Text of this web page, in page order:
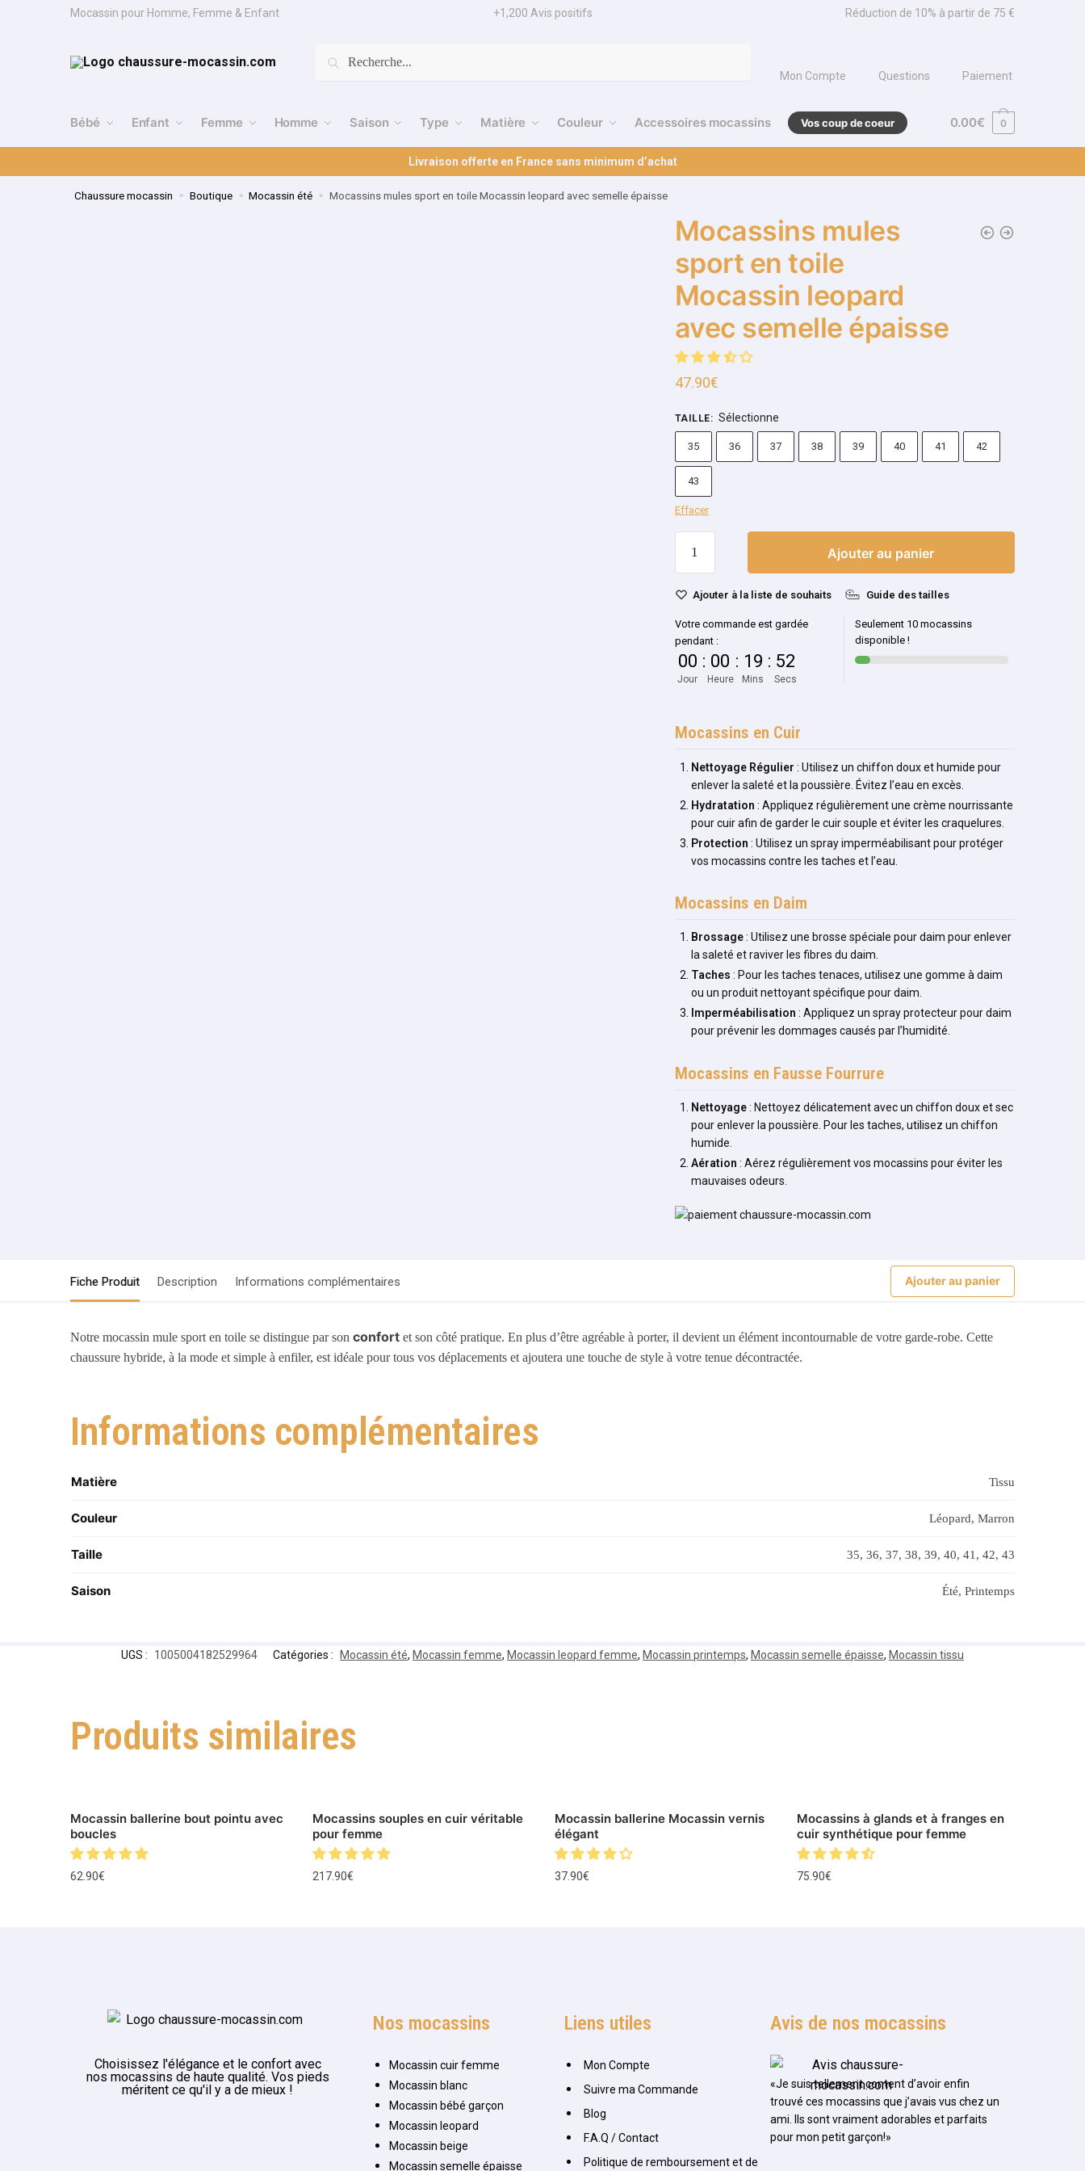
Mocassin pour Homme, Femme & Enfant +1,200 Avis positifs Réduction de 10% à partir de 75 €
Recherche Mon Compte Questions Paiement
Bébé Enfant Femme Homme Saison Type Matière Couleur Accessoires mocassins Vos coup de coeur 0.00€ 0
Livraison offerte en France sans minimum d’achat
Chaussure mocassin » Boutique » Mocassin été » Mocassins mules sport en toile Mocassin leopard avec semelle épaisse
Mocassins mules
sport en toile
Mocassin leopard
avec semelle épaisse
47.90€
TAILLE: Sélectionne
35 36 37 38 39 40 41 42
43
Effacer
Ajouter au panier
Ajouter à la liste de souhaits Guide des tailles
Votre commande est gardée
pendant :
00
Jour
: 00
Heure
: 19
Mins
: 51
Secs
Seulement 10 mocassins
disponible !
Mocassins en Cuir
Nettoyage Régulier : Utilisez un chiffon doux et humide pour
enlever la saleté et la poussière. Évitez l’eau en excès.
Hydratation : Appliquez régulièrement une crème nourrissante
pour cuir afin de garder le cuir souple et éviter les craquelures.
Protection : Utilisez un spray imperméabilisant pour protéger
vos mocassins contre les taches et l’eau.
Mocassins en Daim
Brossage: Utilisez une brosse spéciale pour daim pour enlever
la saleté et raviver les fibres du daim.
Taches : Pour les taches tenaces, utilisez une gomme à daim
ou un produit nettoyant spécifique pour daim.
Imperméabilisation : Appliquez un spray protecteur pour daim
pour prévenir les dommages causés par l’humidité.
Mocassins en Fausse Fourrure
Nettoyage: Nettoyez délicatement avec un chiffon doux et sec
pour enlever la poussière. Pour les taches, utilisez un chiffon
humide.
Aération : Aérez régulièrement vos mocassins pour éviter les
mauvaises odeurs.
Fiche Produit Description Informations complémentaires Ajouter au panier
Notre mocassin mule sport en toile se distingue par son confortet son côté pratique. En plus d’être agréable à porter, il devient un élément incontournable de votre garde-robe. Cette
chaussure hybride, à la mode et simple à enfiler, est idéale pour tous vos déplacements et ajoutera une touche de style à votre tenue décontractée.
Informations complémentaires
Matière Tissu
Couleur Léopard, Marron
Taille 35, 36, 37, 38, 39, 40, 41, 42, 43
Saison Été, Printemps
UGS : 1005004182529964 Catégories : Mocassin été, Mocassin femme, Mocassin leopard femme, Mocassin printemps, Mocassin semelle épaisse, Mocassin tissu
Produits similaires
Mocassin ballerine bout pointu avec
boucles
62.90€
Mocassins souples en cuir véritable
pour femme
217.90€
Mocassin ballerine Mocassin vernis
élégant
37.90€
Mocassins à glands et à franges en
cuir synthétique pour femme
75.90€
Choisissez l'élégance et le confort avec
nos mocassins de haute qualité. Vos pieds
méritent ce qu'il y a de mieux !
Nos mocassins
Mocassin cuir femme
Mocassin blanc
Mocassin bébé garçon
Mocassin leopard
Mocassin beige
Mocassin semelle épaisse
Liens utiles
Mon Compte
Suivre ma Commande
Blog
F.A.Q / Contact
Politique de remboursement et de
Avis de nos mocassins
«Je suis tellement content d’avoir enfin
trouvé ces mocassins que j’avais vus chez un
ami. Ils sont vraiment adorables et parfaits
pour mon petit garçon!»